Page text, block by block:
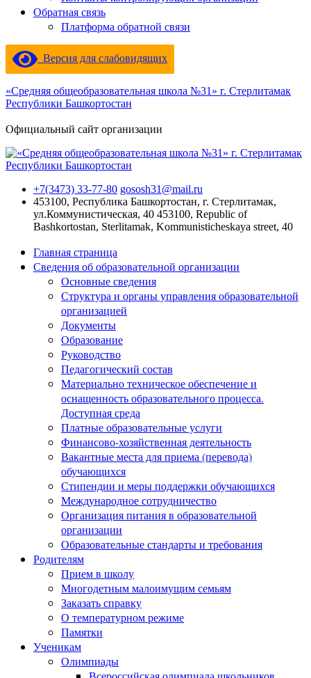
Обратная связь
Платформа обратной связи
Версия для слабовидящих
«Средняя общеобразовательная школа №31» г. Стерлитамак
Республики Башкортостан
Официальный сайт организации
+7(3473) 33-77-80 gososh31@mail.ru
453100, Республика Башкортостан, г. Стерлитамак,
ул.Коммунистическая, 40 453100, Republic of
Bashkortostan, Sterlitamak, Kommunisticheskaya street, 40
Главная страница
Сведения об образовательной организации
Основные сведения
Структура и органы управления образовательной
организацией
Документы
Образование
Руководство
Педагогический состав
Материально техническое обеспечение и
оснащенность образовательного процесса.
Доступная среда
Платные образовательные услуги
Финансово-хозяйственная деятельность
Вакантные места для приема (перевода)
обучающихся
Стипендии и меры поддержки обучающихся
Международное сотрудничество
Организация питания в образовательной
организации
Образовательные стандарты и требования
Родителям
Прием в школу
Многодетным малоимущим семьям
Заказать справку
О температурном режиме
Памятки
Ученикам
Олимпиады